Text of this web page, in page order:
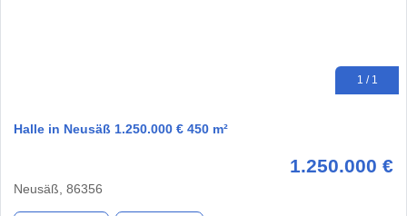
1 / 1
Halle in Neusäß 1.250.000 € 450 m²
1.250.000 €
Neusäß, 86356